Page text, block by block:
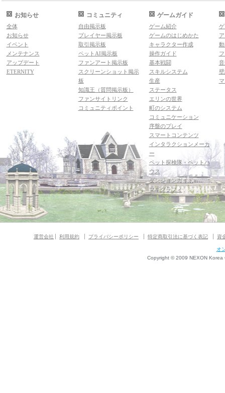
お知らせ
全体
お知らせ
イベント
メンテナンス
アップデート
ETERNITY
コミュニティ
自由掲示板
プレイヤー掲示板
取引掲示板
ペットAI掲示板
ファンアート掲示板
スクリーンショット掲示
板
知識王（質問掲示板）
ファンサイトリンク
コミュニティポイント
ゲームガイド
ゲーム紹介
ゲームのはじめかた
キャラクター作成
操作ガイド
基本戦闘
スキルシステム
生産
ステータス
エリンの世界
町のシステム
コミュニケーション
序盤のプレイ
スマートコンテンツ
インタラクションメーカ
ー
ペット探検隊・ペットハ
ウス
ダンジョンガイド
マギグラフィ
運営会社 利用規約 プライバシーポリシー 特定商取引法に基づく表記 資
オ
Copyright © 2009 NEXON Korea